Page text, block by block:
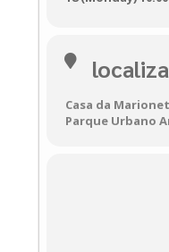
Casa da
Parque Urbano